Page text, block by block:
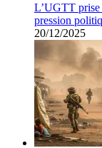
L’UGTT prise
pression
20/12/2025